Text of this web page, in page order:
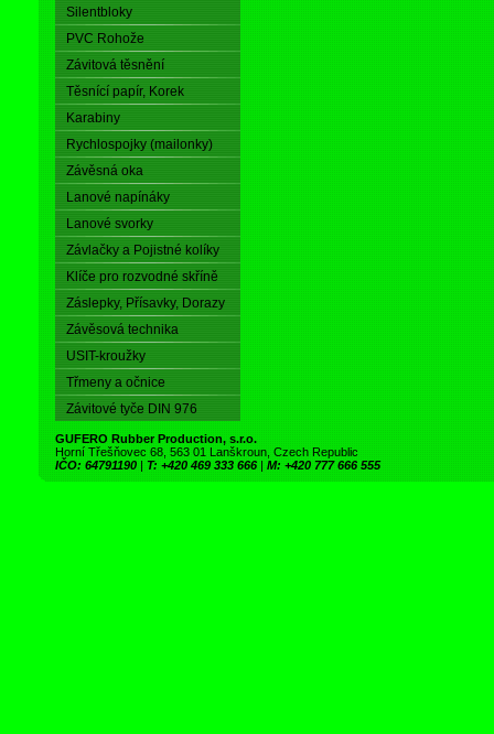
Silentbloky
PVC Rohože
Závitová těsnění
Těsnící papír, Korek
Karabiny
Rychlospojky (mailonky)
Závěsná oka
Lanové napínáky
Lanové svorky
Závlačky a Pojistné kolíky
Klíče pro rozvodné skříně
Záslepky, Přísavky, Dorazy
Závěsová technika
USIT-kroužky
Třmeny a očnice
Závitové tyče DIN 976
GUFERO Rubber Production, s.r.o.
Horní Třešňovec 68, 563 01 Lanškroun, Czech Republic
IČO: 64791190 | T: +420 469 333 666 | M: +420 777 666 555